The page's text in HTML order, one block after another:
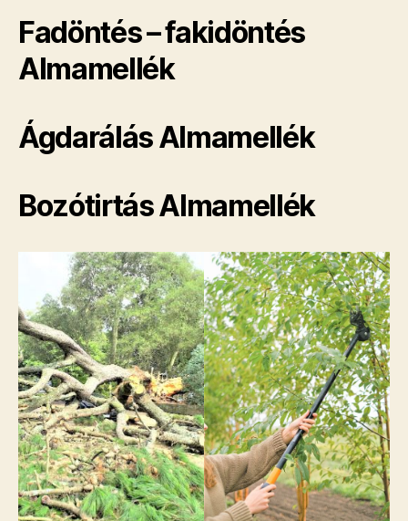
Fadöntés – fakidöntés
Almamellék
Ágdarálás Almamellék
Bozótirtás Almamellék